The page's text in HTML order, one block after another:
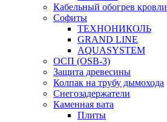
Кабельный обогрев кровли
Софиты
ТЕХНОНИКОЛЬ
GRAND LINE
AQUASYSTEM
ОСП (OSB-3)
Защита древесины
Колпак на трубу дымохода
Снегозадержатели
Каменная вата
Плиты